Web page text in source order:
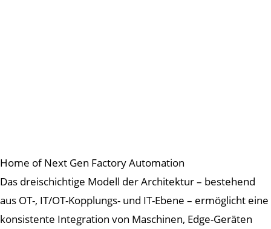
Home of Next Gen Factory Automation
Das dreischichtige Modell der Architektur – bestehend
aus OT-, IT/OT-Kopplungs- und IT-Ebene – ermöglicht eine
konsistente Integration von Maschinen, Edge-Geräten